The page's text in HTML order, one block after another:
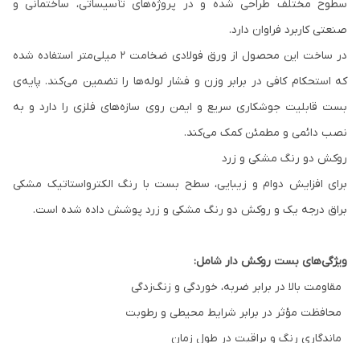
سطوح مختلف طراحی شده و در پروژه‌های تأسیساتی، ساختمانی و
صنعتی کاربرد فراوان دارد.
در ساخت این محصول از ورق فولادی ضخامت ۲ میلی‌متر استفاده شده
که استحکام کافی در برابر وزن و فشار لوله‌ها را تضمین می‌کند. پایه‌ی
بست قابلیت جوشکاری سریع و ایمن روی سازه‌های فلزی را دارد و به
نصب دائمی و مطمئن کمک می‌کند.
روکش دو رنگ مشکی و زرد
برای افزایش دوام و زیبایی، سطح بست با رنگ الکترواستاتیک مشکی
براق درجه یک و روکش دو رنگ مشکی و زرد پوشش داده شده است.
ویژگی‌های بست روکش دار شامل:
مقاومت بالا در برابر ضربه، خوردگی و زنگ‌زدگی
محافظت مؤثر در برابر شرایط محیطی و رطوبت
ماندگاری رنگ و براقیت در طول زمان